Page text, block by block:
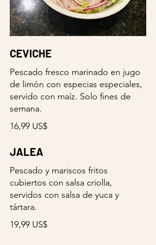
CEVICHE
Pescado fresco marinado en jugo
de limón con especias especiales,
servido con maíz. Solo fines de
semana.
16,99 US$
JALEA
Pescado y mariscos fritos
cubiertos con salsa criolla,
servidos con salsa de yuca y
tártara.
19,99 US$